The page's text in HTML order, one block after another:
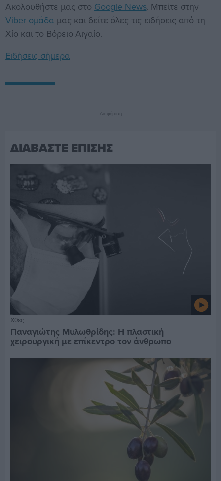
Ακολουθήστε μας στο Google News. Μπείτε στην
Viber ομάδα μας και δείτε όλες τις ειδήσεις από τη
Χίο και το Βόρειο Αιγαίο.
Ειδήσεις σήμερα
Διαφήμιση
ΔΙΑΒΑΣΤΕ ΕΠΙΣΗΣ
Χθες
Παναγιώτης Μυλωθρίδης: Η πλαστική
χειρουργική με επίκεντρο τον άνθρωπο